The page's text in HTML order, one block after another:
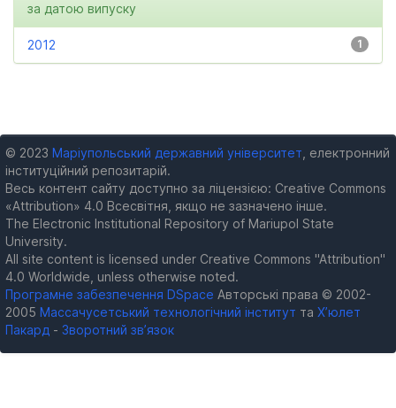
за датою випуску
1
2012
© 2023 Маріупольський державний університет , електронний
інституційний репозитарій.
Весь контент сайту доступно за ліцензією: Creative Commons
«Attribution» 4.0 Всесвітня, якщо не зазначено інше.
The Electronic Institutional Repository of Mariupol State
University.
All site content is licensed under Creative Commons "Attribution"
4.0 Worldwide, unless otherwise noted.
Програмне забезпечення DSpace Авторські права © 2002-
2005 Массачусетський технологічний інститут та Х’юлет
Пакард - Зворотний зв’язок